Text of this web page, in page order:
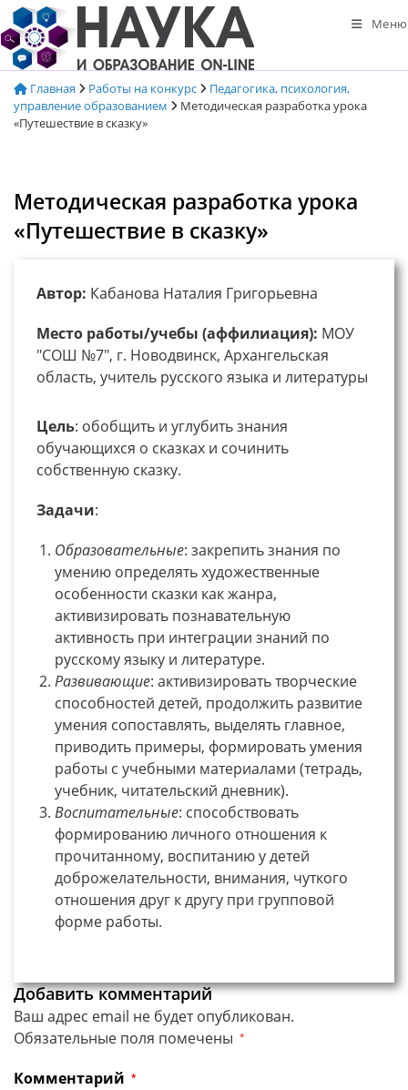
Перейти
к
содержимому
Меню
Главная Работы на конкурс
Педагогика, психология,
управление образованием
Методическая разработка урока
«Путешествие в сказку»
Методическая разработка урока
«Путешествие в сказку»
Автор: Кабанова Наталия Григорьевна
Место работы/учебы (аффилиация): МОУ
"СОШ №7", г. Новодвинск, Архангельская
область, учитель русского языка и литературы
Цель: обобщить и углубить знания
обучающихся о сказках и сочинить
собственную сказку.
Задачи:
Образовательные: закрепить знания по
умению определять художественные
особенности сказки как жанра,
активизировать познавательную
активность при интеграции знаний по
русскому языку и литературе.
Развивающие: активизировать творческие
способностей детей, продолжить развитие
умения сопоставлять, выделять главное,
приводить примеры, формировать умения
работы с учебными материалами (тетрадь,
учебник, читательский дневник).
Воспитательные: способствовать
формированию личного отношения к
прочитанному, воспитанию у детей
доброжелательности, внимания, чуткого
отношения друг к другу при групповой
форме работы.
Добавить комментарий
Ваш адрес email не будет опубликован.
Обязательные поля помечены *
Комментарий *